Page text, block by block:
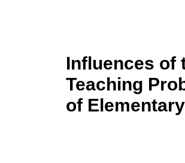
Influences of
Teaching
of